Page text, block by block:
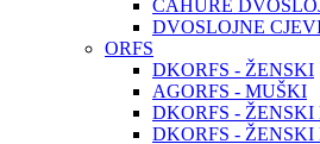
ČAHURE
DVOSLOJNE
ORFS
DKORFS - ŽENSKI
AGORFS - MUŠKI
DKORFS - ŽENSKI
DKORFS - ŽENSKI